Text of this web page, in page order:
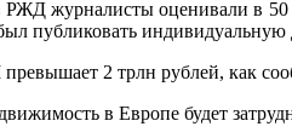
журналисты оценивали в
публиковать
2 трлн рублей, как
в Европе будет